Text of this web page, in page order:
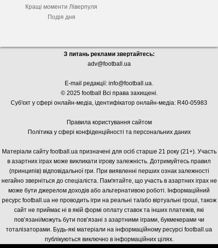
Кращі моменти Ліверпуля
Подія дня
З питань реклами звертайтесь:
adv@football.ua
E-mail редакції: info@football.ua.
© 2025 football Всі права захищені.
Суб'єкт у сфері онлайн-медіа, ідентифікатор онлайн-медіа: R40-05983
Правила користування сайтом
Політика у сфері конфіденційності та персональних даних
Матеріали сайту football.ua призначені для осіб старше 21 року (21+). Участь
в азартних іграх може викликати ігрову залежність. Дотримуйтесь правил
(принципів) відповідальної гри. При виявленні перших ознак залежності
негайно зверніться до спеціаліста. Пам'ятайте, що участь в азартних іграх не
може бути джерелом доходів або альтернативою роботі. Інформаційний
ресурс football.ua не проводить ігри на реальні та/або віртуальні гроші, також
сайт не приймає ні в якій формі оплату ставок та інших платежів, які
пов’язані/можуть бути пов’язані з азартними іграми, букмекерами чи
тоталізаторами. Будь-які матеріали на інформаційному ресурсі football.ua
публікуються виключно в інформаційних цілях.